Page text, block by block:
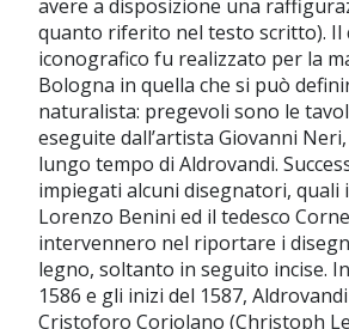
avere a disposizione una
quanto riferito nel testo scritto). Il
iconografico fu realizzato per la
Bologna in quella che si può
naturalista: pregevoli sono le
eseguite dall’artista Giovanni
lungo tempo di Aldrovandi.
impiegati alcuni disegnatori, quali
Lorenzo Benini ed il tedesco
intervennero nel riportare i
legno, soltanto in seguito incise.
1586 e gli inizi del 1587,
Cristoforo Coriolano (Christoph